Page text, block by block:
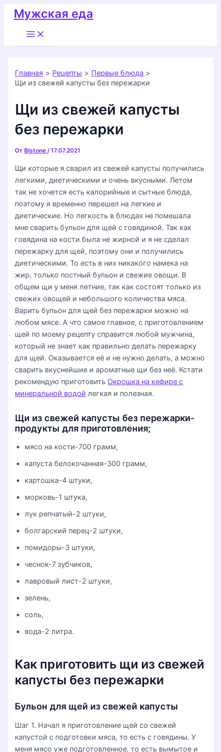
Перейти
содержимому
Мужская еда
Main
Menu
Главная Рецепты
Первые блюда
Щи из свежей капусты без пережарки
Щи из свежей капусты
без пережарки
От Blstone/17.07.2021
Щи которые я сварил из свежей капусты получились
легкими, диетическими и очень вкусными. Летом
так не хочется есть калорийные и сытные блюда,
поэтому я временно перешел на легкие и
диетические. Но легкость в блюдах не помешала
мне сварить бульон для щей с говядиной. Так как
говядина на кости была не жирной и я не сделал
пережарку для щей, поэтому они и получились
диетическими. То есть в них никакого намека на
жир, только постный бульон и свежие овощи. В
общем щи у меня летние, так как состоят только из
свежих овощей и небольшого количества мяса.
Варить бульон для щей без пережарки можно на
любом мясе. А что самое главное, с приготовлением
щей по моему рецепту справится любой мужчина,
который не знает как правильно делать пережарку
для щей. Оказывается её и не нужно делать, а можно
сварить вкуснейшие и ароматные щи без неё. Кстати
рекомендую приготовить Окрошка на кефире с
минеральной водой легкая и полезная.
Щи из свежей капусты без пережарки-
продукты для приготовления;
мясо на кости-700 грамм,
капуста белокочанная-300 грамм,
картошка-4 штуки,
морковь-1 штука,
лук репчатый-2 штуки,
болгарский перец-2 штуки,
помидоры-3 штуки,
чеснок-7 зубчиков,
лавровый лист-2 штуки,
зелень,
соль,
вода-2 литра.
Как приготовить щи из свежей
капусты без пережарки
Бульон для щей из свежей капусты
Шаг 1. Начал я приготовление щей со свежей
капустой с подготовки мяса, то есть с говядины. У
меня мясо уже подготовленное, то есть вымытое и